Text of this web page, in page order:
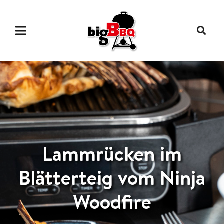
Lammrücken im
Blätterteig vom Ninja
Woodfire